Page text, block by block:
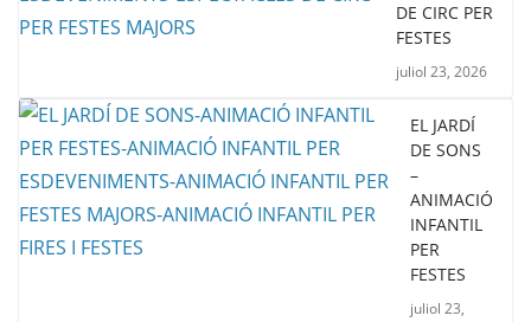
DE CIRC PER
FESTES
juliol 23, 2026
EL JARDÍ
DE SONS
–
ANIMACIÓ
INFANTIL
PER
FESTES
juliol 23,